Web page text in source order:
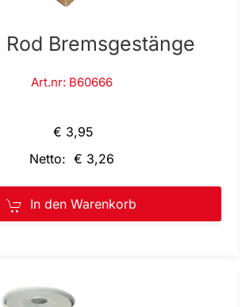
Rod Bremsgestänge
Art.nr: B60666
€ 3,95
Netto: € 3,26
In den Warenkorb